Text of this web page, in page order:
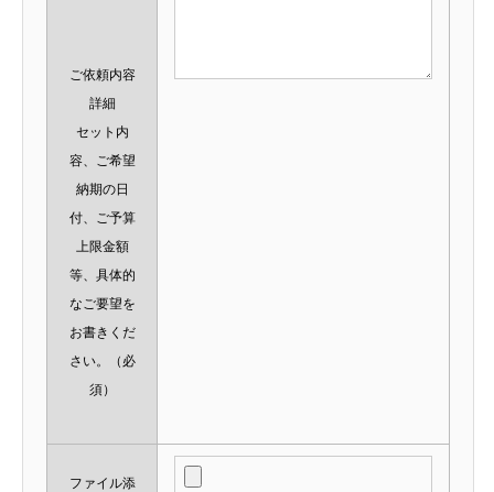
ご依頼内容
詳細
セット内
容、ご希望
納期の日
付、ご予算
上限金額
等、具体的
なご要望を
お書きくだ
さい。
（必
須）
ファイル添